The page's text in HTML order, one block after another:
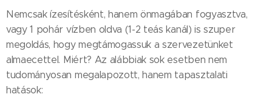
Nemcsak ízesítésként, hanem önmagában fogyasztva,
vagy 1 pohár vízben oldva (1-2 teás kanál) is szuper
megoldás, hogy megtámogassuk a szervezetünket
almaecettel. Miért? Az alábbiak sok esetben nem
tudományosan megalapozott, hanem tapasztalati
hatások: